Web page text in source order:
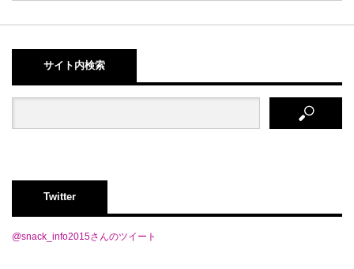
サイト内検索
Twitter
@snack_info2015さんのツイート